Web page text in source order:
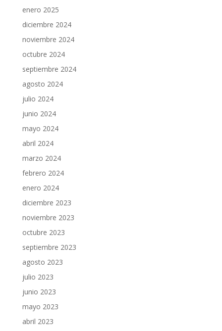
enero 2025
diciembre 2024
noviembre 2024
octubre 2024
septiembre 2024
agosto 2024
julio 2024
junio 2024
mayo 2024
abril 2024
marzo 2024
febrero 2024
enero 2024
diciembre 2023
noviembre 2023
octubre 2023
septiembre 2023
agosto 2023
julio 2023
junio 2023
mayo 2023
abril 2023